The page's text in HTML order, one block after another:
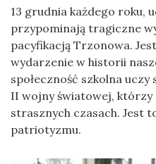
13 grudnia każdego roku,
przypominają tragiczne
pacyfikacją Trzonowa.
wydarzenie w historii
społeczność szkolna
II wojny światowej, którzy
strasznych czasach. Jest
patriotyzmu.